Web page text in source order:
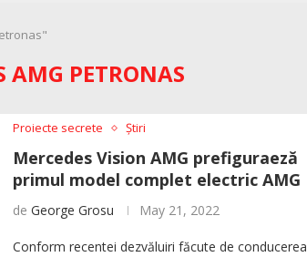
AMG PETRONAS
Proiecte secrete Știri
Mercedes Vision AMG prefiguraeză
primul model complet electric AMG
de George Grosu May 21, 2022
Conform recentei dezvăluiri făcute de conducerea